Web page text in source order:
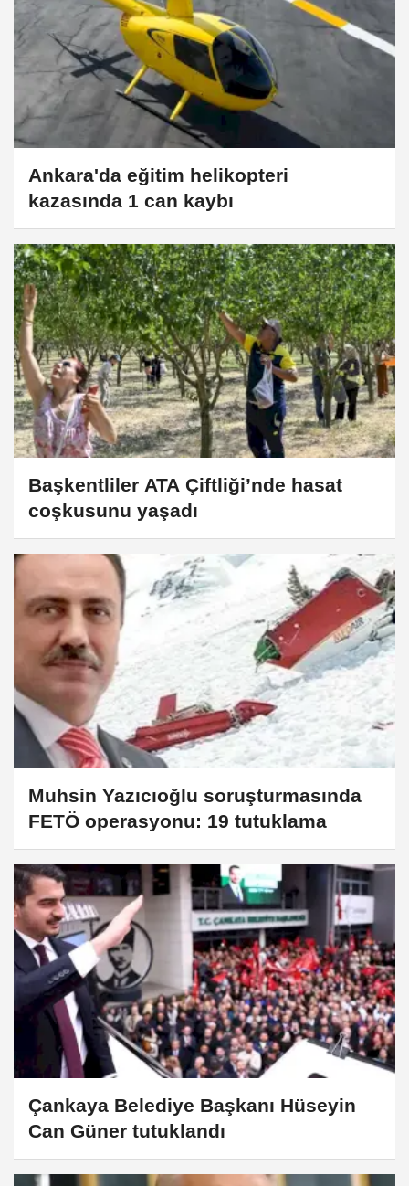
Ankara'da eğitim helikopteri
kazasında 1 can kaybı
Başkentliler ATA Çiftliği’nde hasat
coşkusunu yaşadı
Muhsin Yazıcıoğlu soruşturmasında
FETÖ operasyonu: 19 tutuklama
Çankaya Belediye Başkanı Hüseyin
Can Güner tutuklandı